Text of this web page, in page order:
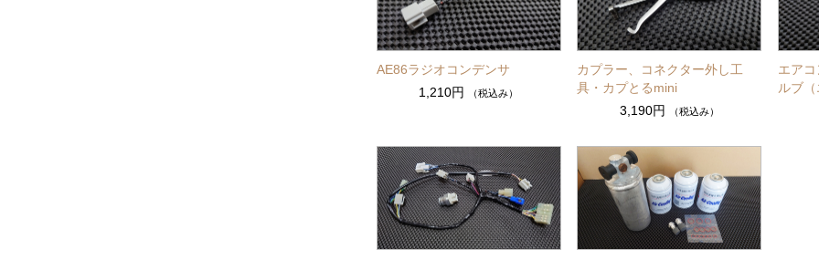
AE86ラジオコンデンサ
1,210円
（税込み）
カプラー、コネクター外し工
具・カプとるmini
3,190円
（税込み）
エア
ルブ（